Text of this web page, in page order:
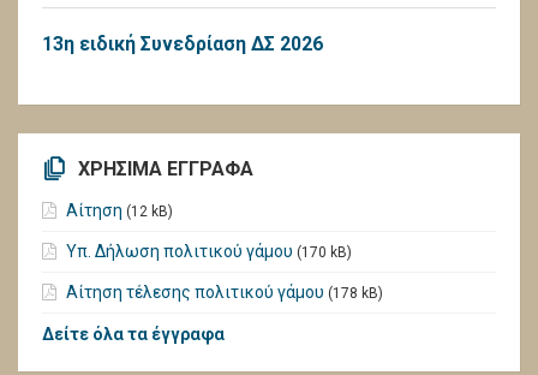
13η ειδική Συνεδρίαση ΔΣ 2026
ΧΡΗΣΙΜΑ ΕΓΓΡΑΦΑ
Αίτηση (12 kB)
Υπ. Δήλωση πολιτικού γάμου (170 kB)
Αίτηση τέλεσης πολιτικού γάμου (178 kB)
Δείτε όλα τα έγγραφα